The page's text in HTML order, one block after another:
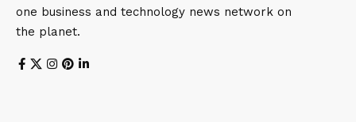
one business and technology news network on
the planet.